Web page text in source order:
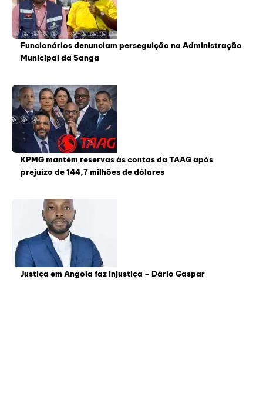
Funcionários denunciam perseguição na Administração
Municipal da Sanga
KPMG mantém reservas às contas da TAAG após
prejuízo de 144,7 milhões de dólares
Justiça em Angola faz injustiça – Dário Gaspar